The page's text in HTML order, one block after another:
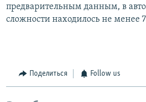
предварительным данным, в
сложности находилось не менее
Поделиться Follow us